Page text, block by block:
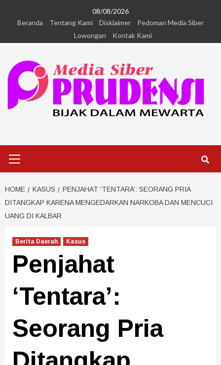
08/08/2026
Beranda
Tentang Kami Disklaimer
Pedoman Media Siber
Lowongan
Kontak Kami
HOME KASUS
PENJAHAT ‘TENTARA’: SEORANG PRIA
DITANGKAP KARENA MENGEDARKAN NARKOBA DAN MENCUCI
UANG DI KALBAR
Berita Daerah Kasus
Penjahat
‘Tentara’:
Seorang Pria